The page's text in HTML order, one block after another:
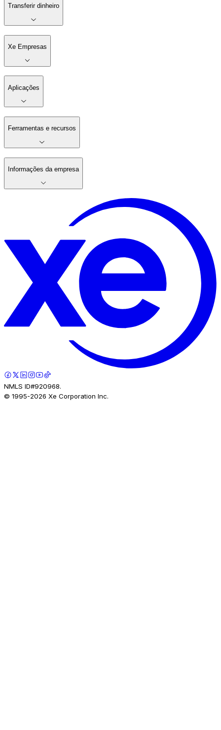
Transferir dinheiro
Xe Empresas
Aplicações
Ferramentas e recursos
Informações da empresa
NMLS ID#920968.
© 1995-2026 Xe Corporation Inc.